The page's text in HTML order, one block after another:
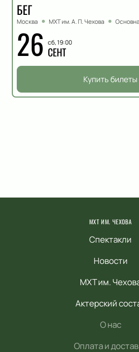
БЕГ
Москва МХТ им. А. П. Чехова
26 сб, 19:00
СЕНТ
Купить билеты
МХТ ИМ. ЧЕХОВА
Спектакли
Новости
МХТ им.
Актерский
О нас
Оплата и